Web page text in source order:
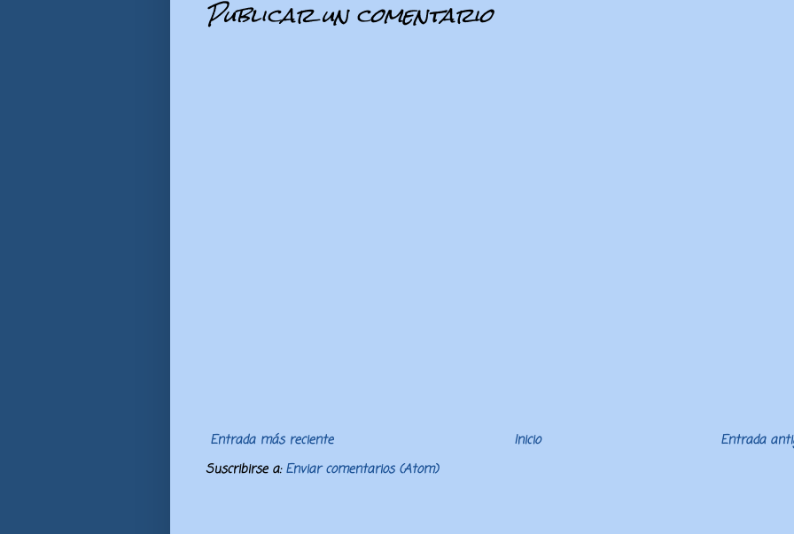
Publicar un comentario
Entrada más reciente Entrada
Inicio
Suscribirse a:Enviar comentarios (Atom)